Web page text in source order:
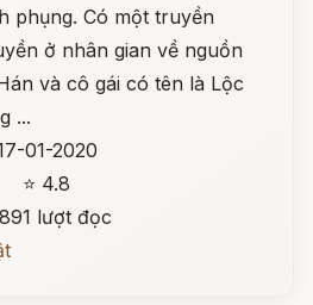
phụng. Có một truyền
ở nhân gian về nguồn
và cô gái có tên là Lộc
...
01-2020
⭐ 4.8
lượt đọc